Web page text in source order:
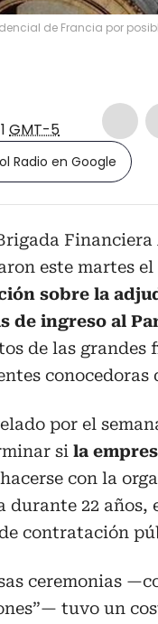
de Francia por
GMT-5
Radio en Google
este martes el
sobre la
de ingreso al
de las
conocedoras
por el
si la
con la
22 años,
contratación
ceremonias
tuvo un